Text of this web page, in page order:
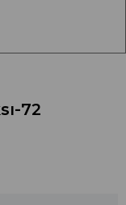
72